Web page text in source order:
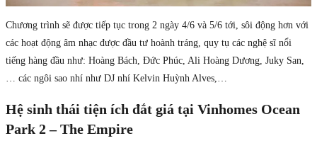
Chương trình sẽ được tiếp tục trong 2 ngày 4/6 và 5/6 tới, sôi động hơn với
các hoạt động âm nhạc được đầu tư hoành tráng, quy tụ các nghệ sĩ nổi
tiếng hàng đầu như: Hoàng Bách, Đức Phúc, Ali Hoàng Dương, Juky San,
… các ngôi sao nhí như DJ nhí Kelvin Huỳnh Alves,…
Hệ sinh thái tiện ích đắt giá tại Vinhomes Ocean
Park 2 – The Empire